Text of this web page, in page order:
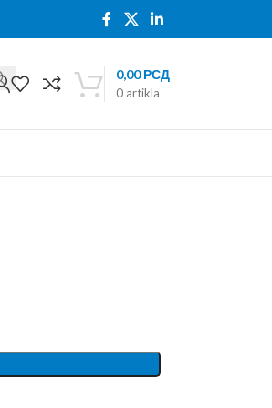
0 artikla
0,00РСД